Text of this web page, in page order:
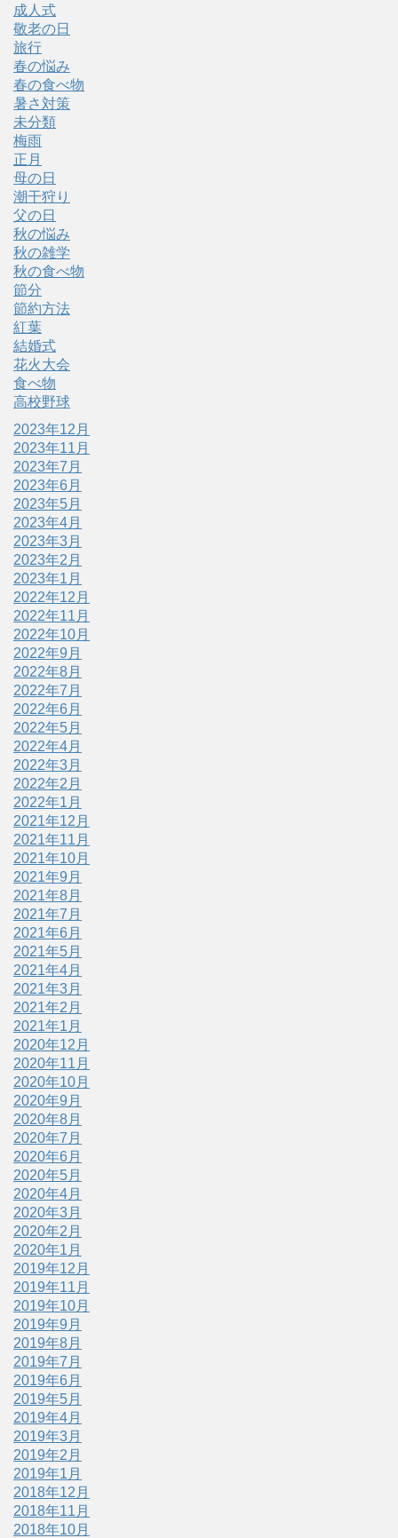
成人式
敬老の日
旅行
春の悩み
春の食べ物
暑さ対策
未分類
梅雨
正月
母の日
潮干狩り
父の日
秋の悩み
秋の雑学
秋の食べ物
節分
節約方法
紅葉
結婚式
花火大会
食べ物
高校野球
2023年12月
2023年11月
2023年7月
2023年6月
2023年5月
2023年4月
2023年3月
2023年2月
2023年1月
2022年12月
2022年11月
2022年10月
2022年9月
2022年8月
2022年7月
2022年6月
2022年5月
2022年4月
2022年3月
2022年2月
2022年1月
2021年12月
2021年11月
2021年10月
2021年9月
2021年8月
2021年7月
2021年6月
2021年5月
2021年4月
2021年3月
2021年2月
2021年1月
2020年12月
2020年11月
2020年10月
2020年9月
2020年8月
2020年7月
2020年6月
2020年5月
2020年4月
2020年3月
2020年2月
2020年1月
2019年12月
2019年11月
2019年10月
2019年9月
2019年8月
2019年7月
2019年6月
2019年5月
2019年4月
2019年3月
2019年2月
2019年1月
2018年12月
2018年11月
2018年10月